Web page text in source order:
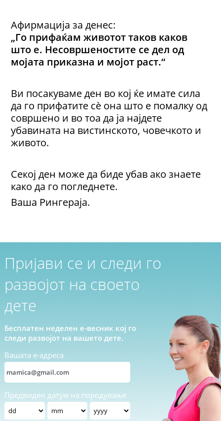
Афирмација за денес:
„Го прифаќам животот таков каков
што е. Несовршеностите се дел од
мојата приказна и мојот раст.“
Ви посакуваме ден во кој ќе имате сила
да го прифатите сè она што е помалку од
совршено и во тоа да ја најдете
убавината на вистинското, човечкото и
живото.
Секој ден може да биде убав ако знаете
како да го погледнете.
Ваша Рингераја.
Пријави се и следи го
развојот на своето
дете
Бесплатен неделен е-весник кој го
следи развојот на вашето дете.
Вашата е-адреса
Предвиден датум на породување